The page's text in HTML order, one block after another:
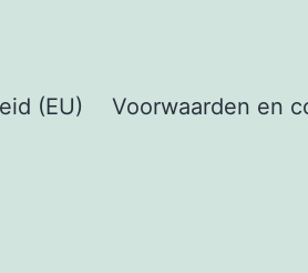
(EU) Voorwaarden en